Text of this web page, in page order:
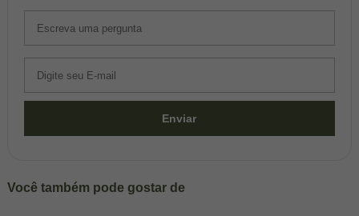
Enviar
Você também pode gostar de